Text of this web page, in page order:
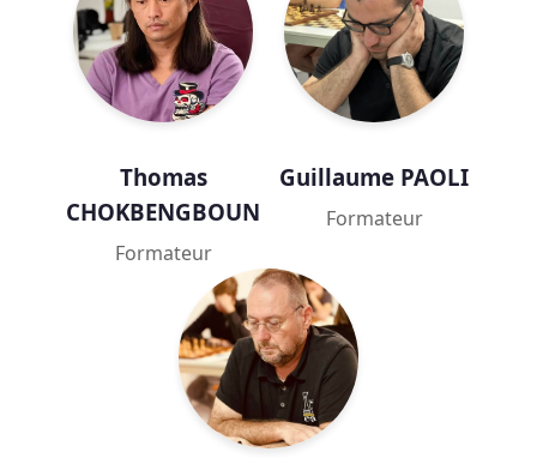
Thomas
CHOKBENGBOUN
Formateur
Guillaume PAOLI
Formateur